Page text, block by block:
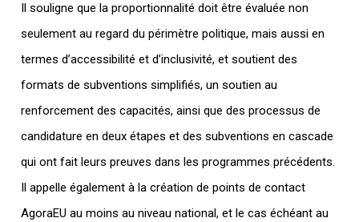
Il souligne que la proportionnalité doit être évaluée non
seulement au regard du périmètre politique, mais aussi en
termes d’accessibilité et d’inclusivité, et soutient des
formats de subventions simplifiés, un soutien au
renforcement des capacités, ainsi que des processus de
candidature en deux étapes et des subventions en cascade
qui ont fait leurs preuves dans les programmes précédents.
Il appelle également à la création de points de contact
AgoraEU au moins au niveau national, et le cas échéant au